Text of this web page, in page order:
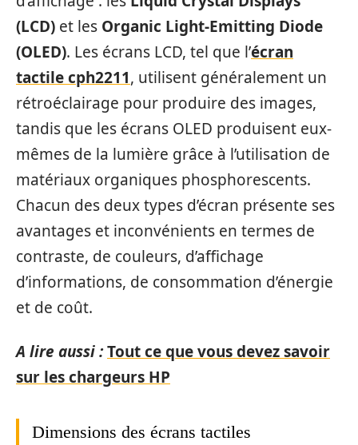
(LCD) et les Organic Light-Emitting Diode
(OLED). Les écrans LCD, tel que l’écran
tactile cph2211, utilisent généralement un
rétroéclairage pour produire des images,
tandis que les écrans OLED produisent eux-
mêmes de la lumière grâce à l’utilisation de
matériaux organiques phosphorescents.
Chacun des deux types d’écran présente ses
avantages et inconvénients en termes de
contraste, de couleurs, d’affichage
d’informations, de consommation d’énergie
et de coût.
A lire aussi :Tout ce que vous devez savoir
sur les chargeurs HP
Dimensions des écrans tactiles